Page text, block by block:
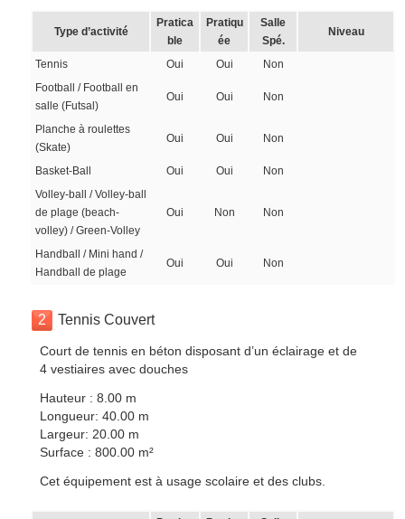
Type d’activité
Pratica
ble
Pratiqu
ée
Salle
Spé.
Niveau
Tennis Oui Oui
Non
Football / Football en
salle (Futsal)
Oui Oui Non
Planche à roulettes
(Skate)
Oui Oui Non
Basket-Ball Oui Oui
Non
Volley-ball / Volley-ball
de plage (beach-
volley) / Green-Volley
Oui Non Non
Handball / Mini hand /
Handball de plage
Oui Oui Non
2 Tennis Couvert
Court de tennis en béton disposant d’un éclairage et de
4 vestiaires avec douches
Hauteur : 8.00 m
Longueur: 40.00 m
Largeur: 20.00 m
Surface : 800.00 m²
Cet équipement est à usage scolaire et des clubs.